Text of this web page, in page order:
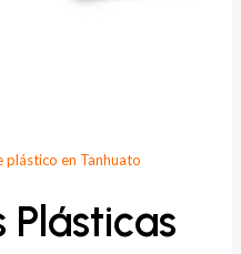
plástico en Tanhuato
Plásticas